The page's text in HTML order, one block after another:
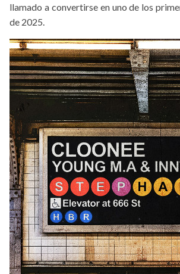
llamado a convertirse en uno de los
de 2025.